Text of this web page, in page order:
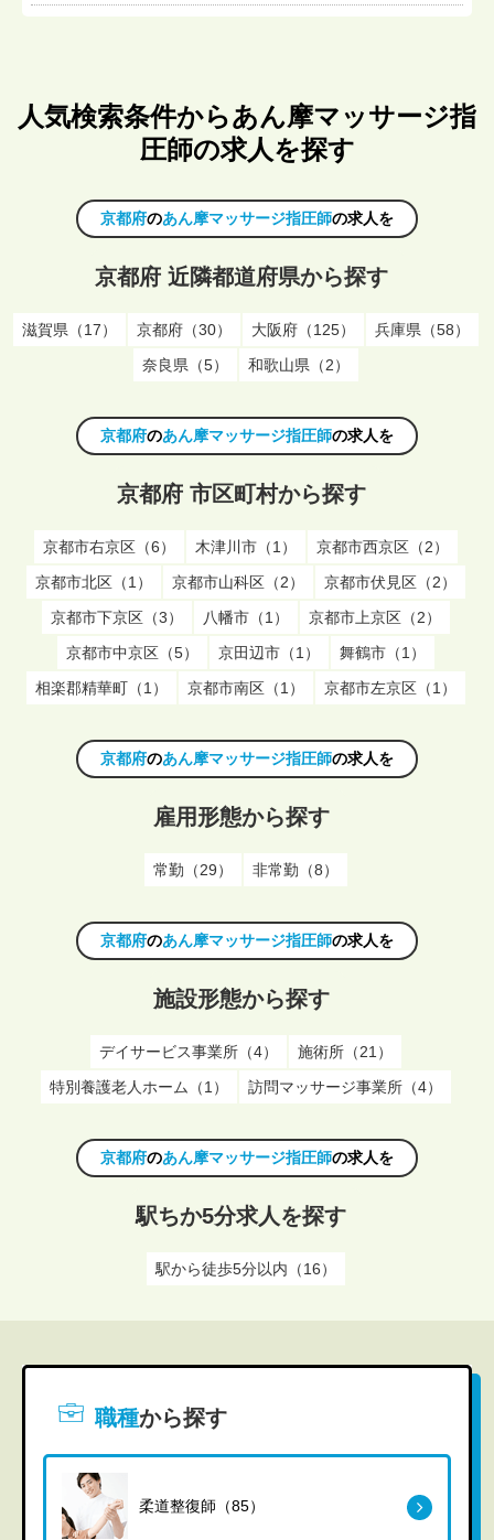
人気検索条件からあん摩マッサージ指
圧師の求人を探す
京都府のあん摩マッサージ指圧師の求人を
京都府 近隣都道府県から探す
滋賀県（17） 京都府（30） 大阪府（125）
兵庫県（58）
奈良県（5）
和歌山県（2）
京都府のあん摩マッサージ指圧師の求人を
京都府 市区町村から探す
京都市右京区（6） 木津川市（1）
京都市西京区（2）
京都市北区（1）
京都市山科区（2）
京都市伏見区（2）
京都市下京区（3）
八幡市（1）
京都市上京区（2）
京都市中京区（5）
京田辺市（1）
舞鶴市（1）
相楽郡精華町（1）
京都市南区（1） 京都市左京区（1）
京都府のあん摩マッサージ指圧師の求人を
雇用形態から探す
常勤（29） 非常勤（8）
京都府のあん摩マッサージ指圧師の求人を
施設形態から探す
デイサービス事業所（4）
施術所（21）
特別養護老人ホーム（1）
訪問マッサージ事業所（4）
京都府のあん摩マッサージ指圧師の求人を
駅ちか5分求人を探す
駅から徒歩5分以内（16）
職種から探す
柔道整復師（85）